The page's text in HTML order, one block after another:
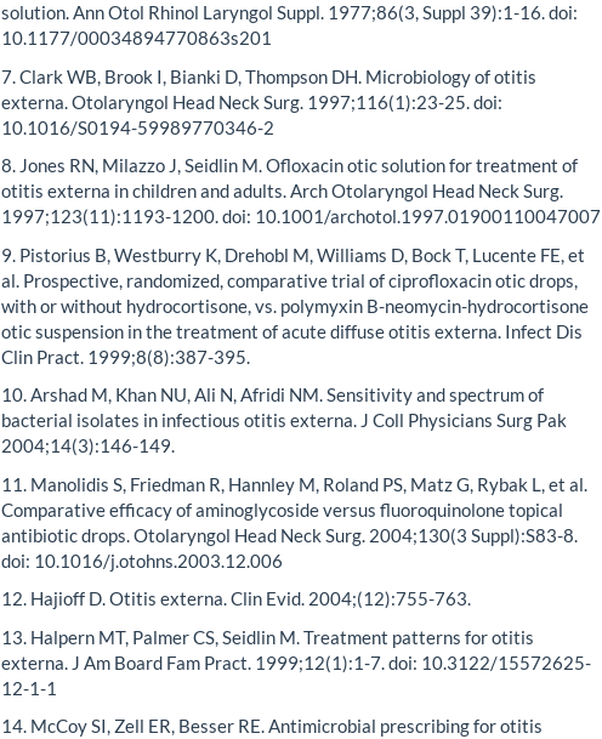
solution. Ann Otol Rhinol Laryngol Suppl. 1977;86(3, Suppl 39):1-16. doi:
10.1177/00034894770863s201
7. Clark WB, Brook I, Bianki D, Thompson DH. Microbiology of otitis
externa. Otolaryngol Head Neck Surg. 1997;116(1):23-25. doi:
10.1016/S0194-59989770346-2
8. Jones RN, Milazzo J, Seidlin M. Ofloxacin otic solution for treatment of
otitis externa in children and adults. Arch Otolaryngol Head Neck Surg.
1997;123(11):1193-1200. doi: 10.1001/archotol.1997.01900110047007
9. Pistorius B, Westburry K, Drehobl M, Williams D, Bock T, Lucente FE, et
al. Prospective, randomized, comparative trial of ciprofloxacin otic drops,
with or without hydrocortisone, vs. polymyxin B-neomycin-hydrocortisone
otic suspension in the treatment of acute diffuse otitis externa. Infect Dis
Clin Pract. 1999;8(8):387-395.
10. Arshad M, Khan NU, Ali N, Afridi NM. Sensitivity and spectrum of
bacterial isolates in infectious otitis externa. J Coll Physicians Surg Pak
2004;14(3):146-149.
11. Manolidis S, Friedman R, Hannley M, Roland PS, Matz G, Rybak L, et al.
Comparative efficacy of aminoglycoside versus fluoroquinolone topical
antibiotic drops. Otolaryngol Head Neck Surg. 2004;130(3 Suppl):S83-8.
doi: 10.1016/j.otohns.2003.12.006
12. Hajioff D. Otitis externa. Clin Evid. 2004;(12):755-763.
13. Halpern MT, Palmer CS, Seidlin M. Treatment patterns for otitis
externa. J Am Board Fam Pract. 1999;12(1):1-7. doi: 10.3122/15572625-
12-1-1
14. McCoy SI, Zell ER, Besser RE. Antimicrobial prescribing for otitis